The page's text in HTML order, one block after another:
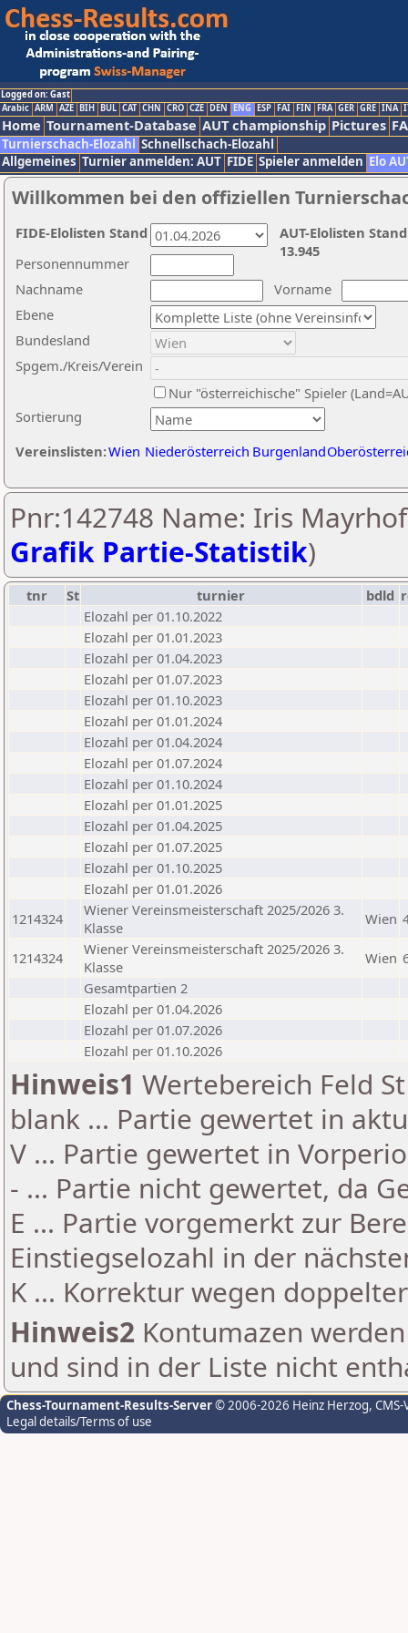
Logged on: Gast
Arabic ARM AZE BIH BUL CAT CHN CRO CZE DEN ENG ESP FAI FIN FRA GER GRE INA
Home Tournament-Database AUT championship Pictures
Turnierschach-Elozahl Schnellschach-Elozahl
Allgemeines Turnier anmelden: AUT FIDE Spieler anmelden Elo
Willkommen bei den offiziellen
Nachname
Vorname
Ebene
Sortierung
Personennummer
Bundesland
Spgem./Kreis/Verein
Nur "österreichische" Spieler
Vereinslisten:Wien Niederösterreich Burgenland
AUT-Elolisten
13.945
FIDE-Elolisten Stand
Pnr:142748 Name: Iris
Grafik Partie-Statistik)
tnr St turnier bdld
Elozahl per 01.10.2022
Elozahl per 01.01.2023
Elozahl per 01.04.2023
Elozahl per 01.07.2023
Elozahl per 01.10.2023
Elozahl per 01.01.2024
Elozahl per 01.04.2024
Elozahl per 01.07.2024
Elozahl per 01.10.2024
Elozahl per 01.01.2025
Elozahl per 01.04.2025
Elozahl per 01.07.2025
Elozahl per 01.10.2025
Elozahl per 01.01.2026
1214324
Wiener Vereinsmeisterschaft 2025/2026 3.
Klasse
Wien
1214324
Wiener Vereinsmeisterschaft 2025/2026 3.
Klasse
Wien
Gesamtpartien 2
Elozahl per 01.04.2026
Elozahl per 01.07.2026
Elozahl per 01.10.2026
Hinweis1 Wertebereich Feld
blank ... Partie gewertet in
V ... Partie gewertet in
- ... Partie nicht gewertet, da
E ... Partie vorgemerkt zur
Einstiegselozahl in der
K ... Korrektur wegen
Hinweis2 Kontumazen
und sind in der Liste nicht
Chess-Tournament-Results-Server© 2006-2026 Heinz Herzog,
Legal details/Terms of use